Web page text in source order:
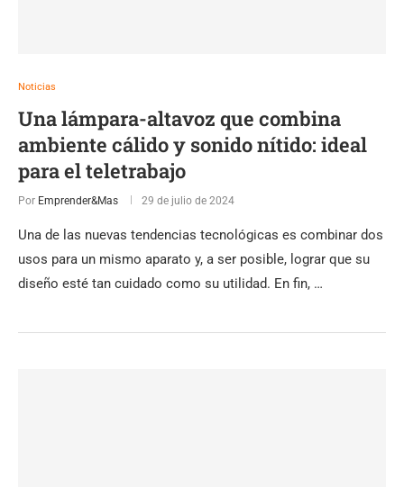
Noticias
Una lámpara-altavoz que combina
ambiente cálido y sonido nítido: ideal
para el teletrabajo
Por Emprender&Mas 29 de julio de 2024
Una de las nuevas tendencias tecnológicas es combinar dos
usos para un mismo aparato y, a ser posible, lograr que su
diseño esté tan cuidado como su utilidad. En fin, …